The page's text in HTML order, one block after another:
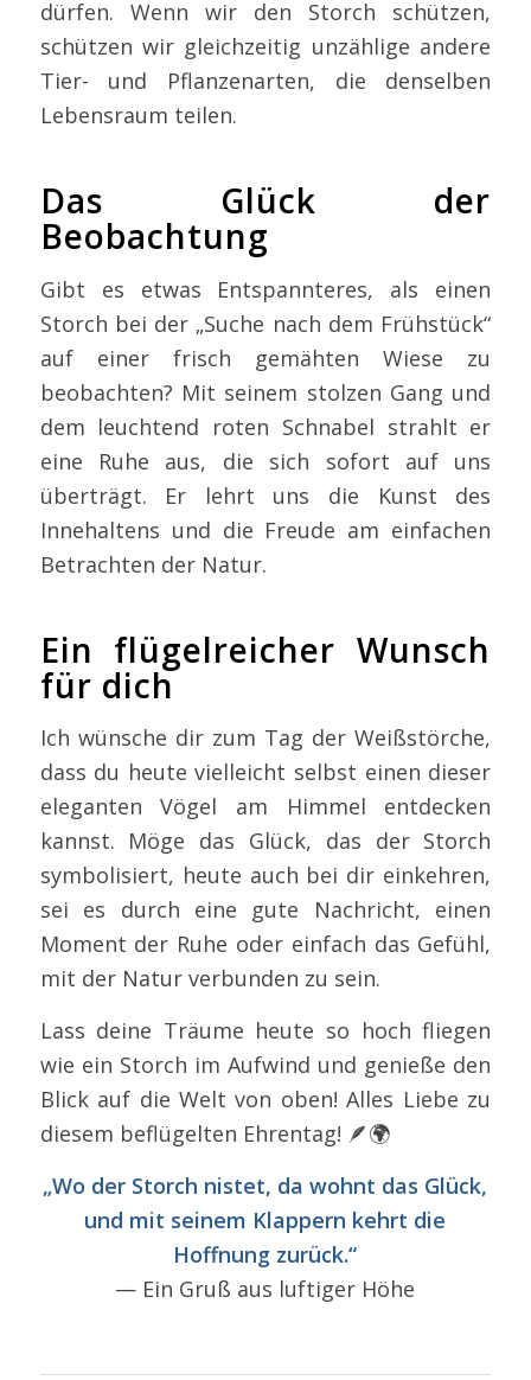
dürfen. Wenn wir den Storch schützen,
schützen wir gleichzeitig unzählige andere
Tier- und Pflanzenarten, die denselben
Lebensraum teilen.
Das Glück der
Beobachtung
Gibt es etwas Entspannteres, als einen
Storch bei der „Suche nach dem Frühstück“
auf einer frisch gemähten Wiese zu
beobachten? Mit seinem stolzen Gang und
dem leuchtend roten Schnabel strahlt er
eine Ruhe aus, die sich sofort auf uns
überträgt. Er lehrt uns die Kunst des
Innehaltens und die Freude am einfachen
Betrachten der Natur.
Ein flügelreicher Wunsch
für dich
Ich wünsche dir zum Tag der Weißstörche,
dass du heute vielleicht selbst einen dieser
eleganten Vögel am Himmel entdecken
kannst. Möge das Glück, das der Storch
symbolisiert, heute auch bei dir einkehren,
sei es durch eine gute Nachricht, einen
Moment der Ruhe oder einfach das Gefühl,
mit der Natur verbunden zu sein.
Lass deine Träume heute so hoch fliegen
wie ein Storch im Aufwind und genieße den
Blick auf die Welt von oben! Alles Liebe zu
diesem beflügelten Ehrentag! 🪶🌍
„Wo der Storch nistet, da wohnt das Glück,
und mit seinem Klappern kehrt die
Hoffnung zurück.“
— Ein Gruß aus luftiger Höhe